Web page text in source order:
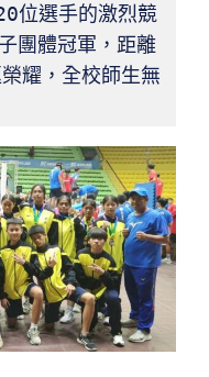
位選手的激烈競
團體冠軍，距離
耀，全校師生無